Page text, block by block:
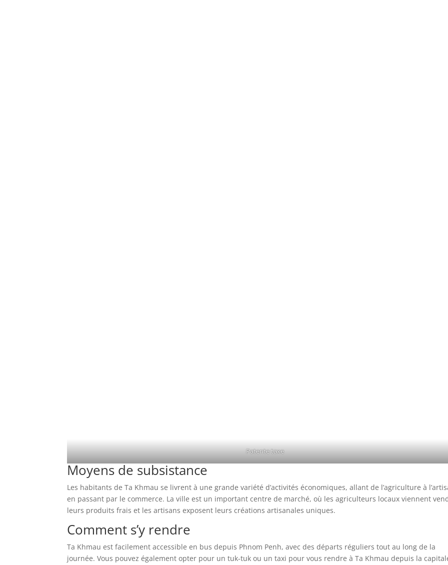
Patente taxe
Moyens de subsistance
Les habitants de Ta Khmau se livrent à une grande variété d’activités économiques, allant de l’agriculture à
en passant par le commerce. La ville est un important centre de marché, où les agriculteurs locaux viennent
leurs produits frais et les artisans exposent leurs créations artisanales uniques.
Comment s’y rendre
Ta Khmau est facilement accessible en bus depuis Phnom Penh, avec des départs réguliers tout au long de la
journée. Vous pouvez également opter pour un tuk-tuk ou un taxi pour vous rendre à Ta Khmau depuis la